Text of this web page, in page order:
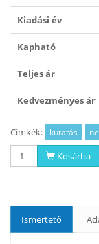
Kiadási év
Kapható
Teljes ár
Kedvezményes ár
Címkék: kutatás
Kosárba
Ismertető